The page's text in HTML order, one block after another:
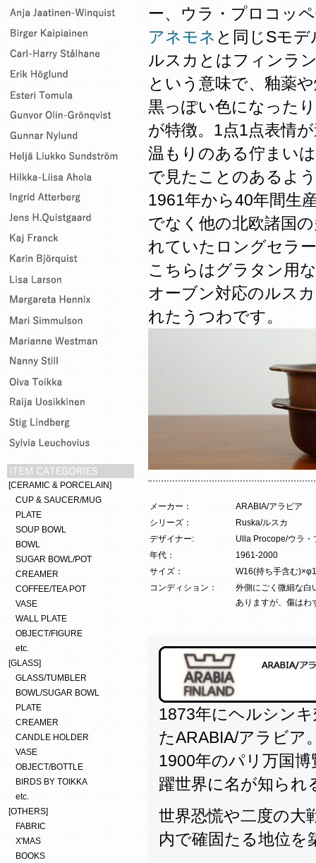
ー、ウラ・プロコッ
アネモネ と同じSモ
ルスカとはフィンラ
という意味で、釉薬
黒っぽい色になった
が特徴。1点1点表情
温もりのある佇まい
で見たことのあるよ
1961年から40年間生
でなく他の北欧諸国
れていたロングセラ
こちらはグラタン用
オーブン対応のルス
れたうつわです。
メーカー：
ARABIA/アラビア
シリーズ：
Ruska/ルスカ
デザイナー:
Ulla Procope/ウラ・
年代：
1961-2000
サイズ：
W16(持ち手含む
コンディション：
外側にごく微細な白
ありますが、傷はわ
1873年にヘルシン
たARABIA/アラビア
1900年のパリ万国
躍世界に名が知ら
世界恐慌や二度の大
内で確固たる地位を
[CERAMIC & PORCELAIN]
CUP & SAUCER/MUG
PLATE
SOUP BOWL
BOWL
SUGAR BOWL/POT
CREAMER
COFFEE/TEA POT
VASE
WALL PLATE
OBJECT/FIGURE
etc.
[GLASS]
GLASS/TUMBLER
BOWL/SUGAR BOWL
PLATE
CREAMER
CANDLE HOLDER
VASE
OBJECT/BOTTLE
BIRDS BY TOIKKA
etc.
[OTHERS]
FABRIC
X'MAS
BOOKS